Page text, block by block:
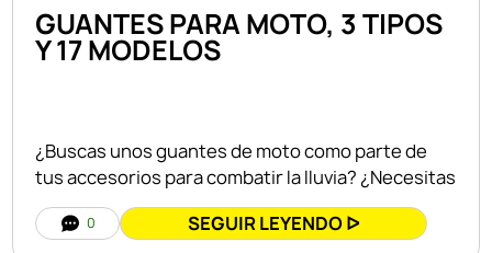
GUANTES PARA MOTO, 3 TIPOS
Y 17 MODELOS
¿Buscas unos guantes de moto como parte de
tus accesorios para combatir la lluvia? ¿Necesitas
0 SEGUIR LEYENDO ᐅ